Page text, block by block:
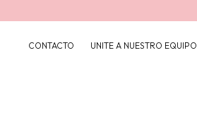
CONTACTO UNITE A NUESTRO EQUIPO